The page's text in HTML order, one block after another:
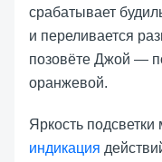
срабатывает
и переливается
позовёте Джой —
оранжевой.
Яркость
индикация